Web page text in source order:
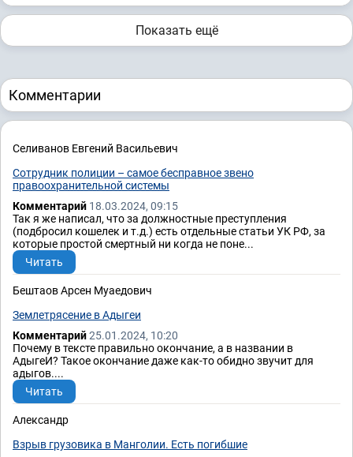
Показать ещё
Комментарии
Селиванов Евгений Васильевич
Сотрудник полиции – самое бесправное звено
правоохранительной системы
Комментарий 18.03.2024, 09:15
Так я же написал, что за должностные преступления
(подбросил кошелек и т.д.) есть отдельные статьи УК РФ, за
которые простой смертный ни когда не поне...
Читать
Бештаов Арсен Муаедович
Землетрясение в Адыгеи
Комментарий25.01.2024, 10:20
Почему в тексте правильно окончание, а в названии в
АдыгеИ? Такое окончание даже как-то обидно звучит для
адыгов....
Читать
Александр
Взрыв грузовика в Манголии. Есть погибшие